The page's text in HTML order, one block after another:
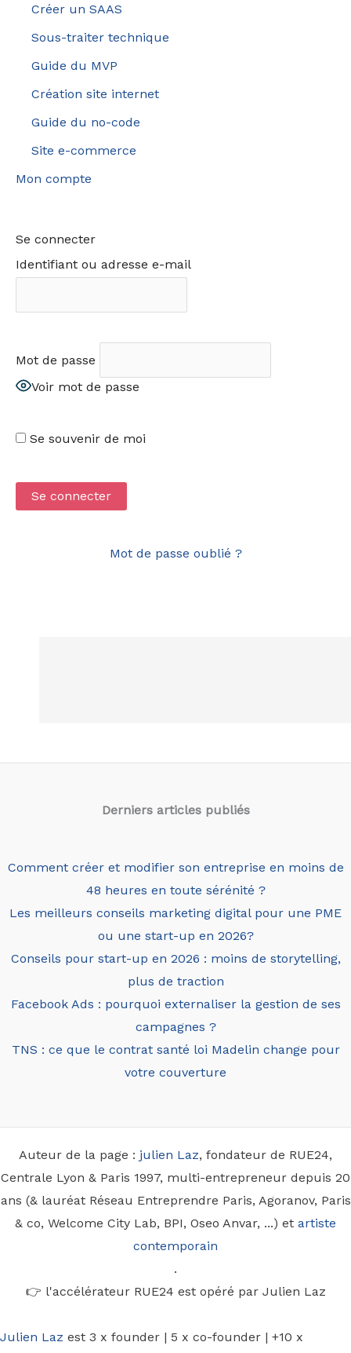
Créer un SAAS
Sous-traiter technique
Guide du MVP
Création site internet
Guide du no-code
Site e-commerce
Mon compte
Se connecter
Identifiant ou adresse e-mail
Mot de passe
Voir mot de passe
Se souvenir de moi
Mot de passe oublié ?
Derniers articles publiés
Comment créer et modifier son entreprise en moins de
48 heures en toute sérénité ?
Les meilleurs conseils marketing digital pour une PME
ou une start-up en 2026?
Conseils pour start-up en 2026 : moins de storytelling,
plus de traction
Facebook Ads : pourquoi externaliser la gestion de ses
campagnes ?
TNS : ce que le contrat santé loi Madelin change pour
votre couverture
Auteur de la page : julien Laz, fondateur de RUE24,
Centrale Lyon & Paris 1997, multi-entrepreneur depuis 20
ans (& lauréat Réseau Entreprendre Paris, Agoranov, Paris
& co, Welcome City Lab, BPI, Oseo Anvar, ...) et artiste
contemporain
.
👉 l'accélérateur RUE24 est opéré par Julien Laz
Julien Laz est 3 x founder | 5 x co-founder | +10 x